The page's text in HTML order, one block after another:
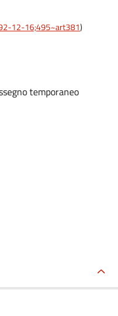
12-16;495~art381)
temporaneo